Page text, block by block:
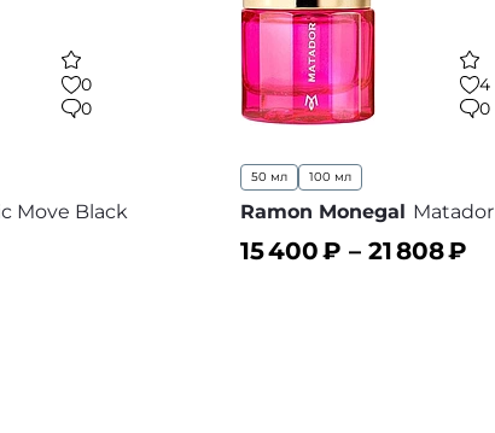
0
0
Move Black
4
0
50 мл 100 мл
Ramon Monegal Matador
15 400₽ – 21 808₽